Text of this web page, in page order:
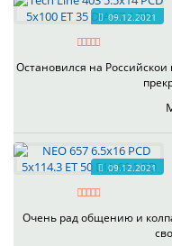
09.12.2021
Остановился на
09.12.2021
Очень рад общению и